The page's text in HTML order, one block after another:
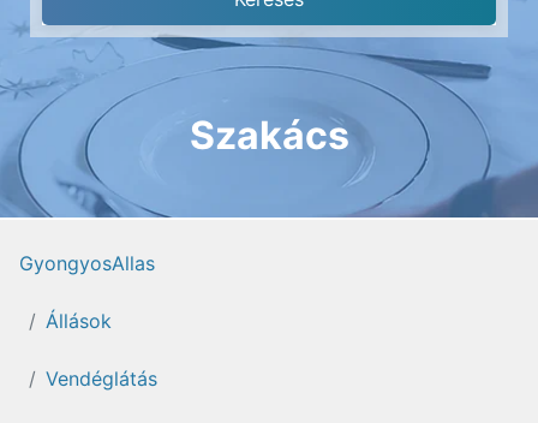
Szakács
GyongyosAllas
Állások
Vendéglátás